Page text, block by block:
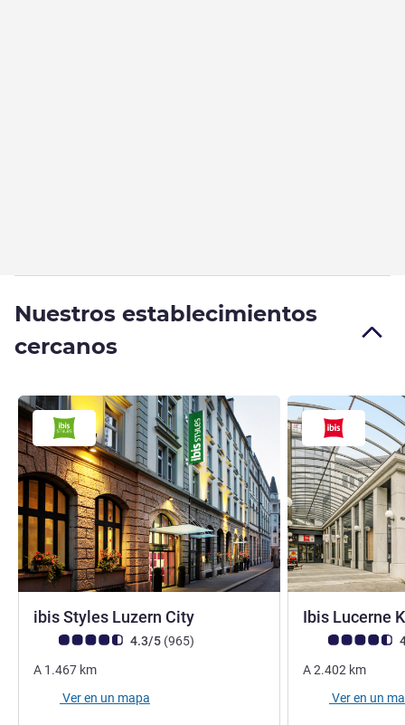
Nuestros establecimientos
cercanos
ibis Styles Luzern City
Nota de clientes de Avis (Clasificación de ALL)
4.3/5 (965opiniones
)
A 1.467 km
Ver en un mapa
Ibis Lucerne
Nota de clientes
A2.402 km
Ver en un